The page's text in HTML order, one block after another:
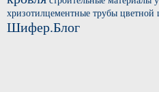
хризотилцементные трубы цветной
Шифер.Блог